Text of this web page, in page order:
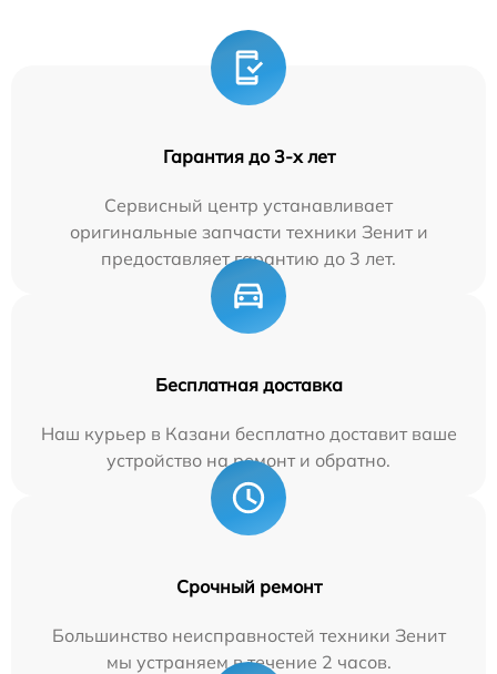
Гарантия до 3-х лет
Сервисный центр устанавливает
оригинальные запчасти техники Зенит и
предоставляет гарантию до 3 лет.
Бесплатная доставка
Наш курьер в Казани бесплатно доставит ваше
устройство на ремонт и обратно.
Срочный ремонт
Большинство неисправностей техники Зенит
мы устраняем в течение 2 часов.